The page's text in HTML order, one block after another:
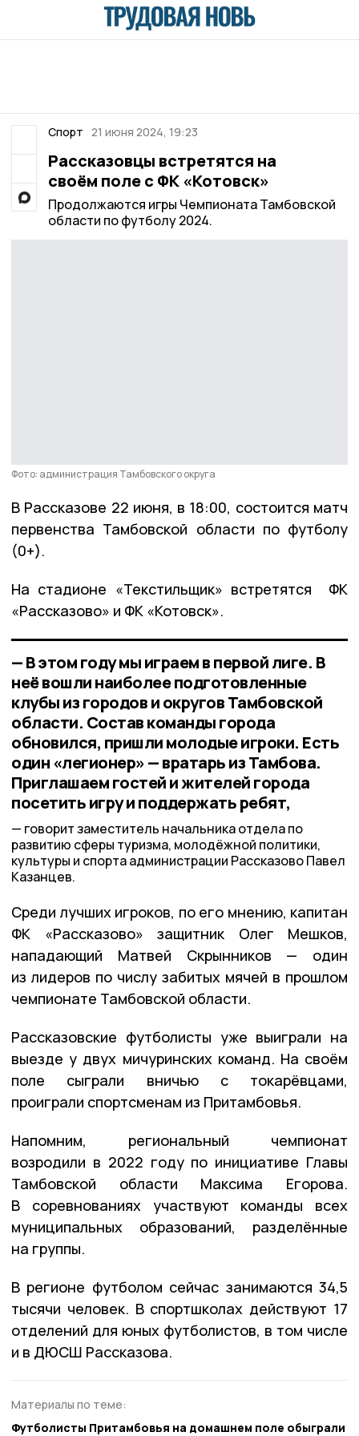
Спорт 21 июня 2024, 19:23
Рассказовцы встретятся на
своём поле с ФК «Котовск»
Продолжаются игры Чемпионата Тамбовской
области по футболу 2024.
Фото: администрация Тамбовского округа
В Рассказове 22 июня, в 18:00, состоится матч
первенства Тамбовской области по футболу
(0+).
На стадионе «Текстильщик» встретятся ФК
«Рассказово» и ФК «Котовск».
— В этом году мы играем в первой лиге. В
неё вошли наиболее подготовленные
клубы из городов и округов Тамбовской
области. Состав команды города
обновился, пришли молодые игроки. Есть
один «легионер» — вратарь из Тамбова.
Приглашаем гостей и жителей города
посетить игру и поддержать ребят,
говорит заместитель начальника отдела по
развитию сферы туризма, молодёжной политики,
культуры и спорта администрации Рассказово Павел
Казанцев.
Среди лучших игроков, по его мнению, капитан
ФК «Рассказово» защитник Олег Мешков,
нападающий Матвей Скрынников — один
из лидеров по числу забитых мячей в прошлом
чемпионате Тамбовской области.
Рассказовские футболисты уже выиграли на
выезде у двух мичуринских команд. На своём
поле сыграли вничью с токарёвцами,
проиграли спортсменам из Притамбовья.
Напомним, региональный чемпионат
возродили в 2022 году по инициативе Главы
Тамбовской области Максима Егорова.
В соревнованиях участвуют команды всех
муниципальных образований, разделённые
на группы.
В регионе футболом сейчас занимаются 34,5
тысячи человек. В спортшколах действуют 17
отделений для юных футболистов, в том числе
и в ДЮСШ Рассказова.
Материалы по теме:
Футболисты Притамбовья на домашнем поле обыграли